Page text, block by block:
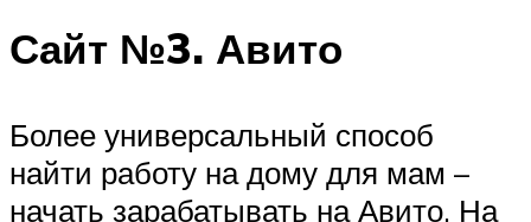
Сайт №3. Авито
Более универсальный способ
найти работу на дому для мам –
начать зарабатывать на Авито. На